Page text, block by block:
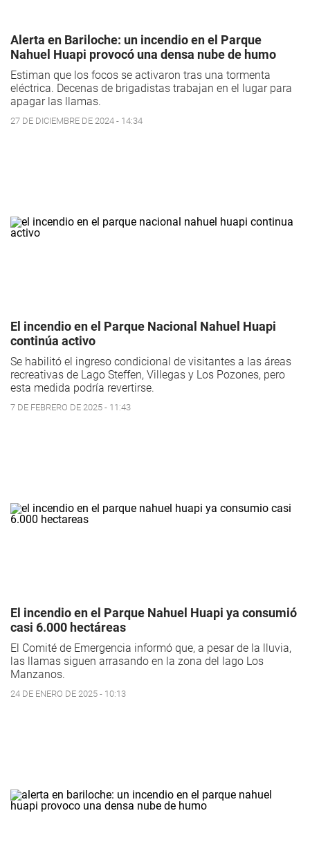
Alerta en Bariloche: un incendio en el Parque
Nahuel Huapi provocó una densa nube de humo
Estiman que los focos se activaron tras una tormenta
eléctrica. Decenas de brigadistas trabajan en el lugar para
apagar las llamas.
27 DE DICIEMBRE DE 2024 - 14:34
El incendio en el Parque Nacional Nahuel Huapi
continúa activo
Se habilitó el ingreso condicional de visitantes a las áreas
recreativas de Lago Steffen, Villegas y Los Pozones, pero
esta medida podría revertirse.
7 DE FEBRERO DE 2025 - 11:43
El incendio en el Parque Nahuel Huapi ya consumió
casi 6.000 hectáreas
El Comité de Emergencia informó que, a pesar de la lluvia,
las llamas siguen arrasando en la zona del lago Los
Manzanos.
24 DE ENERO DE 2025 - 10:13